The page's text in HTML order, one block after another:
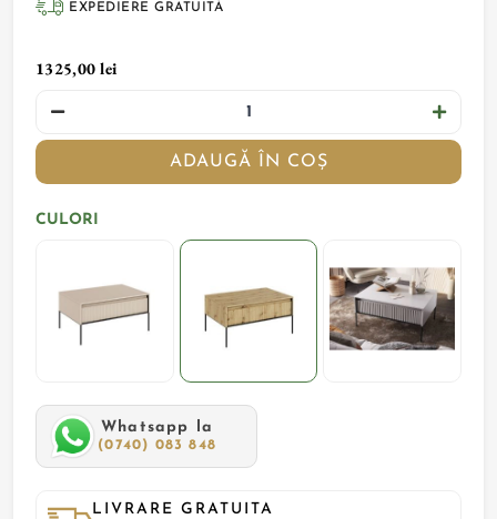
EXPEDIERE GRATUITĂ
1325,00 lei
ADAUGĂ ÎN COȘ
CULORI
Whatsapp la
(0740) 083 848
LIVRARE GRATUITA